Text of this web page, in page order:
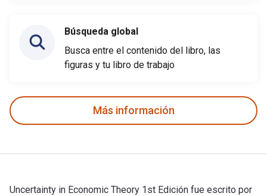
Búsqueda global
Busca entre el contenido del libro, las
figuras y tu libro de trabajo
Más información
Uncertainty in Economic Theory 1st Edición fue escrito por